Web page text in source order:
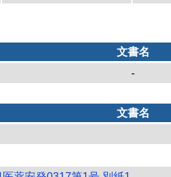
文書名
-
文書名